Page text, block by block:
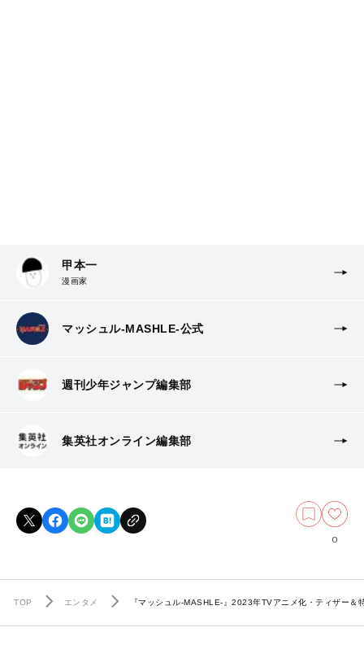
甲本一
漫画家
マッシュル-MASHLE-公式
週刊少年ジャンプ編集部
集英社オンライン編集部
0
TOP エンタメ 『マッシュル-MASHLE-』2023年TVアニメ化・ティザー＆